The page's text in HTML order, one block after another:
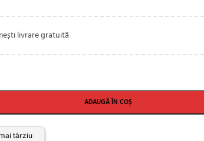
livrare gratuită
ADAUGĂ ÎN COȘ
târziu